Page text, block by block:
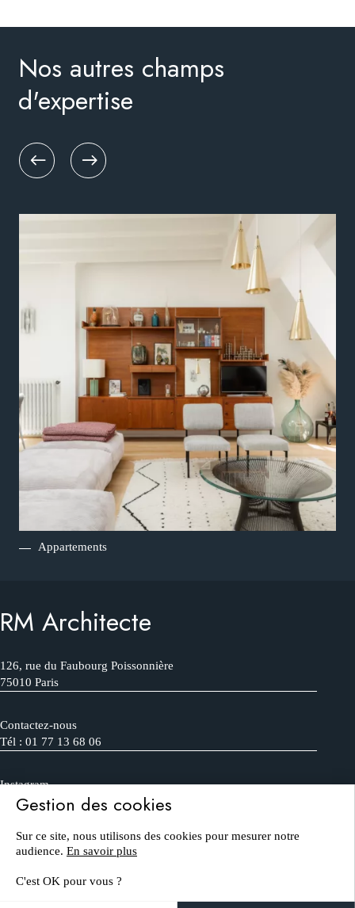
Nos autres champs
d'expertise
Appartements
RM Architecte
126, rue du Faubourg Poissonnière
75010 Paris
Contactez-nous
Tél : 01 77 13 68 06
Instagram
FAQ
© 2026 RM Architecte
Glossaire
Gestion des cookies
Sur ce site, nous utilisons des cookies pour mesurer notre
audience.En savoir plus
C'est OK pour vous ?